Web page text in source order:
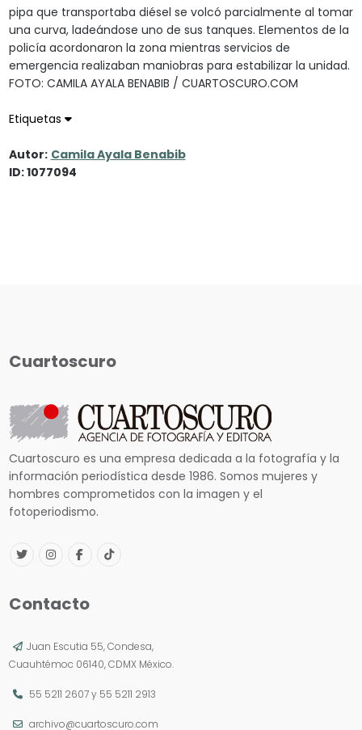
pipa que transportaba diésel se volcó parcialmente al tomar
una curva, ladeándose uno de sus tanques. Elementos de la
policía acordonaron la zona mientras servicios de
emergencia realizaban maniobras para estabilizar la unidad.
FOTO: CAMILA AYALA BENABIB / CUARTOSCURO.COM
Etiquetas
Autor: Camila Ayala Benabib
ID: 1077094
Cuartoscuro
Cuartoscuro es una empresa dedicada a la fotografía y la
información periodística desde 1986. Somos mujeres y
hombres comprometidos con la imagen y el
fotoperiodismo.
Contacto
Juan Escutia 55, Condesa,
Cuauhtémoc 06140, CDMX México.
55 5211 2607y 55 5211 2913
archivo@cuartoscuro.com